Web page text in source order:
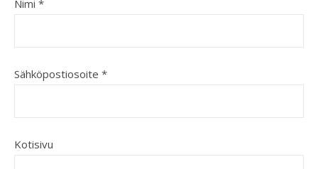
Nimi *
Sähköpostiosoite *
Kotisivu